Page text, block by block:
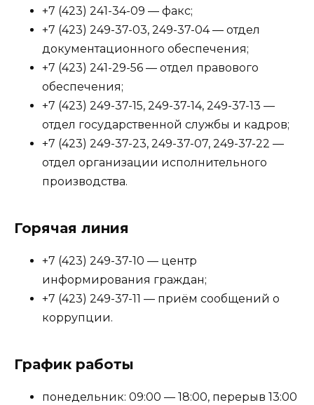
+7 (423) 241-34-09 — факс;
+7 (423) 249-37-03, 249-37-04 — отдел
документационного обеспечения;
+7 (423) 241-29-56 — отдел правового
обеспечения;
+7 (423) 249-37-15, 249-37-14, 249-37-13 —
отдел государственной службы и кадров;
+7 (423) 249-37-23, 249-37-07, 249-37-22 —
отдел организации исполнительного
производства.
Горячая линия
+7 (423) 249-37-10 — центр
информирования граждан;
+7 (423) 249-37-11 — приём сообщений о
коррупции.
График работы
понедельник: 09:00 — 18:00, перерыв 13:00